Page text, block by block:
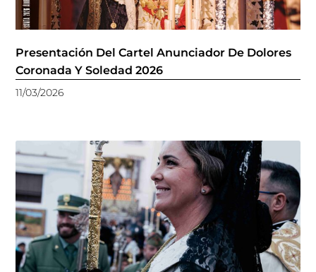
Presentación Del Cartel Anunciador De Dolores
Coronada Y Soledad 2026
11/03/2026